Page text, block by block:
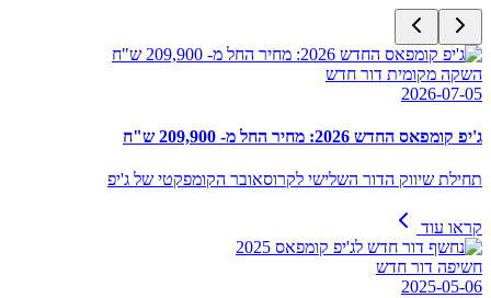
השקה מקומית דור חדש
2026-07-05
ג'יפ קומפאס החדש 2026: מחיר החל מ- 209,900 ש"ח
תחילת שיווק הדור השלישי לקרוסאובר הקומפקטי של ג'יפ
קראו עוד
חשיפה דור חדש
2025-05-06